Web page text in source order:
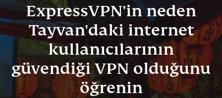
ExpressVPN'in neden
Tayvan'daki internet
kullanıcılarının
güvendiği VPN olduğunu
öğrenin